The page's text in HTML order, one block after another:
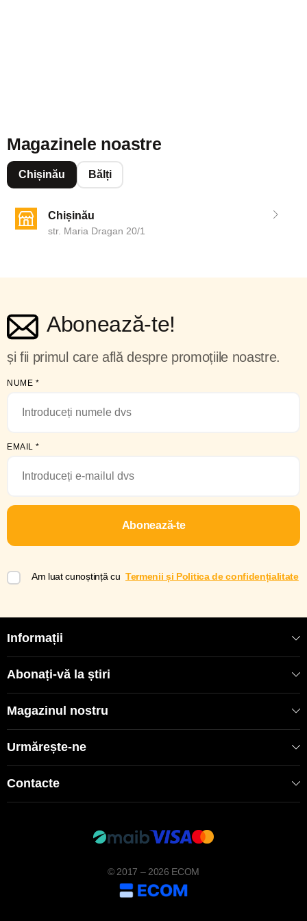
Magazinele noastre
Chișinău Bălți
Chișinău
str. Maria Dragan 20/1
Abonează-te!
și fii primul care află despre promoțiile noastre.
NUME *
EMAIL *
Abonează-te
Am luat cunoștință cu Termenii și Politica de confidențialitate
Informații
Abonați-vă la știri
Magazinul nostru
Urmărește-ne
Contacte
© 2017 – 2026 ECOM